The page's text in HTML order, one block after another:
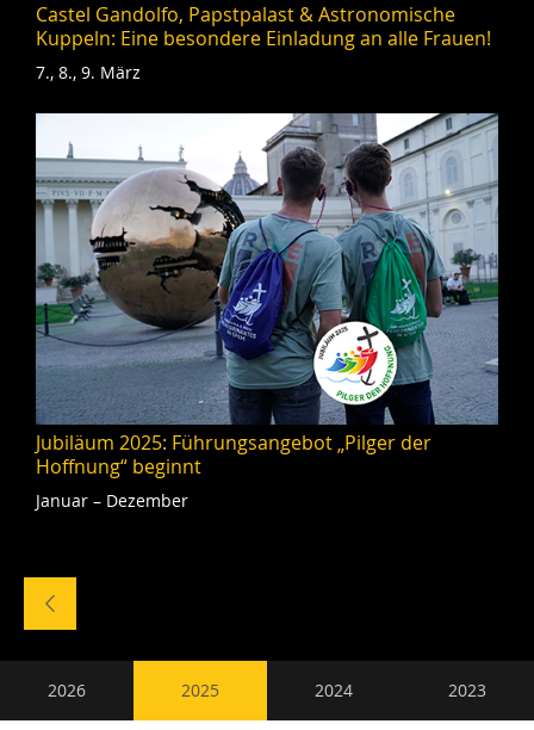
Castel Gandolfo, Papstpalast & Astronomische
Kuppeln: Eine besondere Einladung an alle Frauen!
7., 8., 9. März
Jubiläum 2025: Führungsangebot „Pilger der
Hoffnung“ beginnt
Januar – Dezember
Naviga
gli
eventi
2026 2025 2024 2023